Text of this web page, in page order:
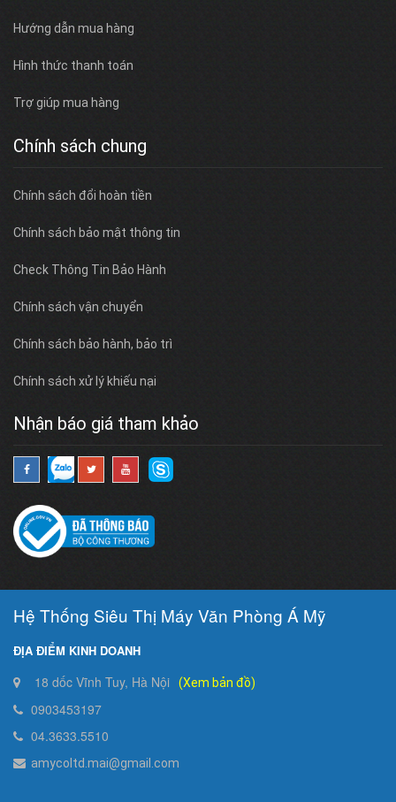
Hướng dẫn mua hàng
Hình thức thanh toán
Trợ giúp mua hàng
Chính sách chung
Chính sách đổi hoàn tiền
Chính sách bảo mật thông tin
Check Thông Tin Bảo Hành
Chính sách vận chuyển
Chính sách bảo hành, bảo trì
Chính sách xử lý khiếu nại
Nhận báo giá tham khảo
Hệ Thống Siêu Thị Máy Văn Phòng Á Mỹ
ĐỊA ĐIỂM KINH DOANH
18 dốc Vĩnh Tuy, Hà Nội (Xem bản đồ)
0903453197
04.3633.5510
amycoltd.mai@gmail.com